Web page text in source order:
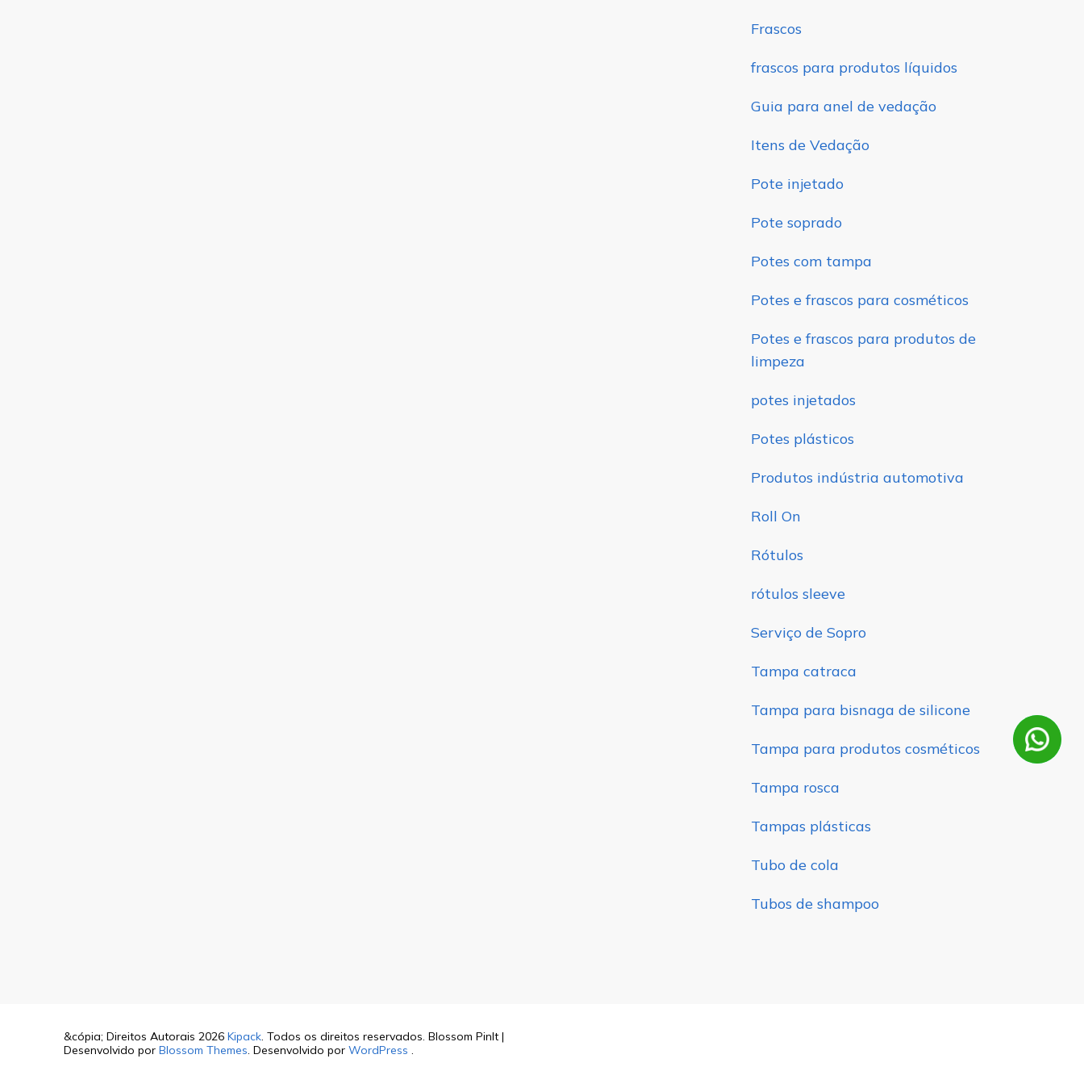
Frascos
frascos para produtos líquidos
Guia para anel de vedação
Itens de Vedação
Pote injetado
Pote soprado
Potes com tampa
Potes e frascos para cosméticos
Potes e frascos para produtos de
limpeza
potes injetados
Potes plásticos
Produtos indústria automotiva
Roll On
Rótulos
rótulos sleeve
Serviço de Sopro
Tampa catraca
Tampa para bisnaga de silicone
Tampa para produtos cosméticos
Tampa rosca
Tampas plásticas
Tubo de cola
Tubos de shampoo
&cópia; Direitos Autorais 2026 Kipack. Todos os direitos reservados. Blossom PinIt |
Desenvolvido por Blossom Themes. Desenvolvido por WordPress .